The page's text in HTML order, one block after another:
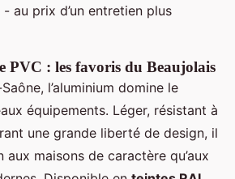
au prix d’un entretien plus
PVC : les favoris du Beaujolais
l’aluminium domine le
équipements. Léger, résistant à
une grande liberté de design, il
aux maisons de caractère qu’aux